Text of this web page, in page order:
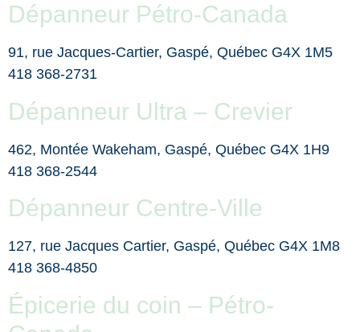
Dépanneur Pétro-Canada
91, rue Jacques-Cartier, Gaspé, Québec G4X 1M5
418 368-2731
Dépanneur Ultra – Crevier
462, Montée Wakeham, Gaspé, Québec G4X 1H9
418 368-2544
Dépanneur Centre-Ville
127, rue Jacques Cartier, Gaspé, Québec G4X 1M8
418 368-4850
Épicerie du coin – Pétro-